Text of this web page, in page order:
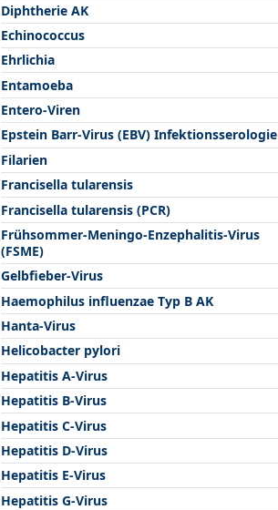
Diphtherie AK
Echinococcus
Ehrlichia
Entamoeba
Entero-Viren
Epstein Barr-Virus (EBV) Infektionsserologie
Filarien
Francisella tularensis
Francisella tularensis (PCR)
Frühsommer-Meningo-Enzephalitis-Virus
(FSME)
Gelbfieber-Virus
Haemophilus influenzae Typ B AK
Hanta-Virus
Helicobacter pylori
Hepatitis A-Virus
Hepatitis B-Virus
Hepatitis C-Virus
Hepatitis D-Virus
Hepatitis E-Virus
Hepatitis G-Virus